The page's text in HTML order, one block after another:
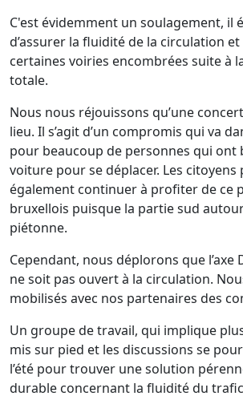
C'est évidemment un soulagement, il
d’assurer la fluidité de la circulation
certaines voiries encombrées suite à
totale.
Nous nous réjouissons qu’une
lieu. Il s’agit d’un compromis qui va
pour beaucoup de personnes qui ont
voiture pour se déplacer. Les citoyens
également continuer à profiter de ce
bruxellois puisque la partie sud
piétonne.
Cependant, nous déplorons que l’axe
ne soit pas ouvert à la circulation.
mobilisés avec nos partenaires des
Un groupe de travail, qui implique
mis sur pied et les discussions se
l’été pour trouver une solution
durable concernant la fluidité du